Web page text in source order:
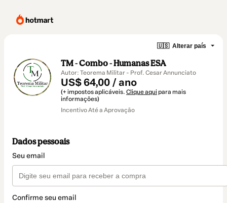
🇺🇸 Alterar país
TM - Combo - Humanas ESA
Autor: Teorema Militar - Prof. Cesar Annunciato
US$ 64,00 / ano
(+ impostos aplicáveis. Clique aqui para mais
informações)
Incentivo Até a Aprovação
Dados pessoais
Seu email
Confirme seu email